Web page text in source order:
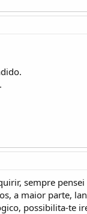
sempre
a maior parte,
possibilita-te